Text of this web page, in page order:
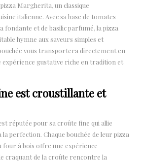
pizza Margherita, un classique
italienne. Avec sa base de tomates
fondante et de basilic parfumé, la pizza
hymne aux saveurs simples et
vous transportera directement en
gustative riche en tradition et
est croustillante et
réputée pour sa croûte fine qui allie
perfection. Chaque bouchée de leur pizza
four à bois offre une expérience
craquant de la croûte rencontre la